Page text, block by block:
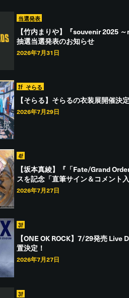
当選発表
【竹内まりや】『souvenir 2025
抽選当選発表のお知らせ
2026年7月31日
2F そらる
【そらる】そらるの衣装展開催決
2026年7月29日
4F
【坂本真綾】『「Fate/Grand
スを記念「直筆サイン＆コメント
2026年7月27日
3F
【ONE OK ROCK】7/29発売 Live
置決定！
2026年7月27日
3F